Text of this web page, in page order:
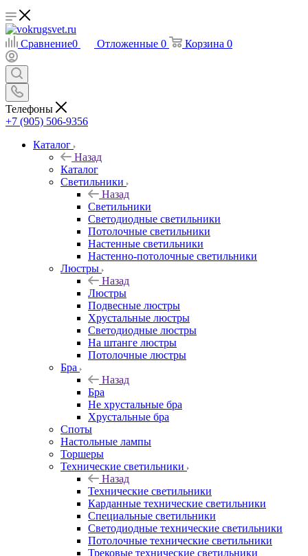
Сравнение0 Отложенные 0 Корзина 0
Телефоны
+7 (905) 506-9356
Каталог
Назад
Каталог
Светильники
Назад
Светильники
Светодиодные светильники
Потолочные светильники
Настенные светильники
Настенно-потолочные светильники
Люстры
Назад
Люстры
Подвесные люстры
Хрустальные люстры
Светодиодные люстры
На штанге люстры
Потолочные люстры
Бра
Назад
Бра
Не хрустальные бра
Хрустальные бра
Споты
Настольные лампы
Торшеры
Технические светильники
Назад
Технические светильники
Карданные технические светильники
Специальные светильники
Светодиодные технические светильники
Потолочные технические светильники
Трековые технические светильники